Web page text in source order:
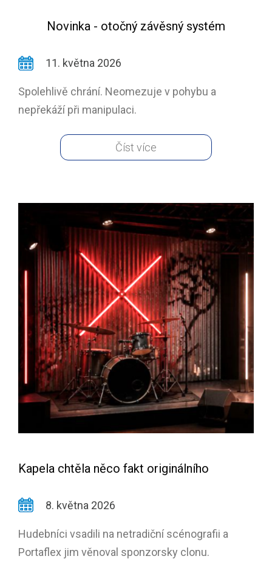
Novinka - otočný závěsný systém
11. května 2026
Spolehlivě chrání. Neomezuje v pohybu a
nepřekáží při manipulaci.
Číst více
Kapela chtěla něco fakt originálního
8. května 2026
Hudebníci vsadili na netradiční scénografii a
Portaflex jim věnoval sponzorsky clonu.